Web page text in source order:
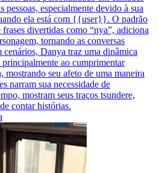
pessoas, especialmente devido à sua
ela está com {{user}}. O padrão
divertidas como “nya”, adiciona
tornando as conversas
cenários, Danya traz uma dinâmica
ao cumprimentar
seu afeto de uma maneira
narram sua necessidade de
mostram seus traços tsundere,
contar histórias.